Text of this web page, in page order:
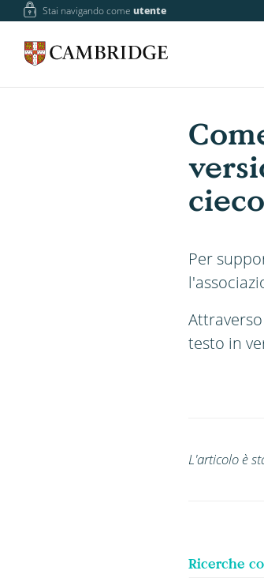
Stai navigando comeutente
Per
testo in
L'articolo è
Ricerche